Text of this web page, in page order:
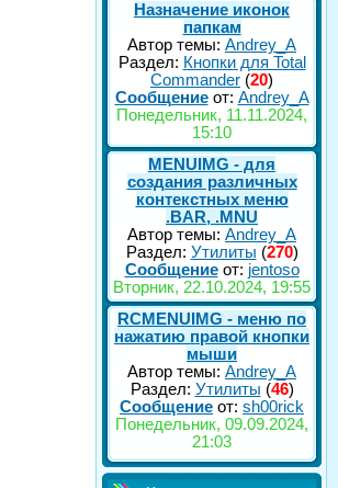
Назначение иконок
папкам
Автор темы: Andrey_A
Раздел: Кнопки для Total
Commander (20)
Сообщениеот: Andrey_A
Понедельник, 11.11.2024,
15:10
MENUIMG - для
создания различных
контекстных меню
.BAR, .MNU
Автор темы: Andrey_A
Раздел: Утилиты (270)
Сообщениеот: jentoso
Вторник, 22.10.2024, 19:55
RCMENUIMG - меню по
нажатию правой кнопки
мыши
Автор темы: Andrey_A
Раздел: Утилиты (46)
Сообщение от: sh00rick
Понедельник, 09.09.2024,
21:03